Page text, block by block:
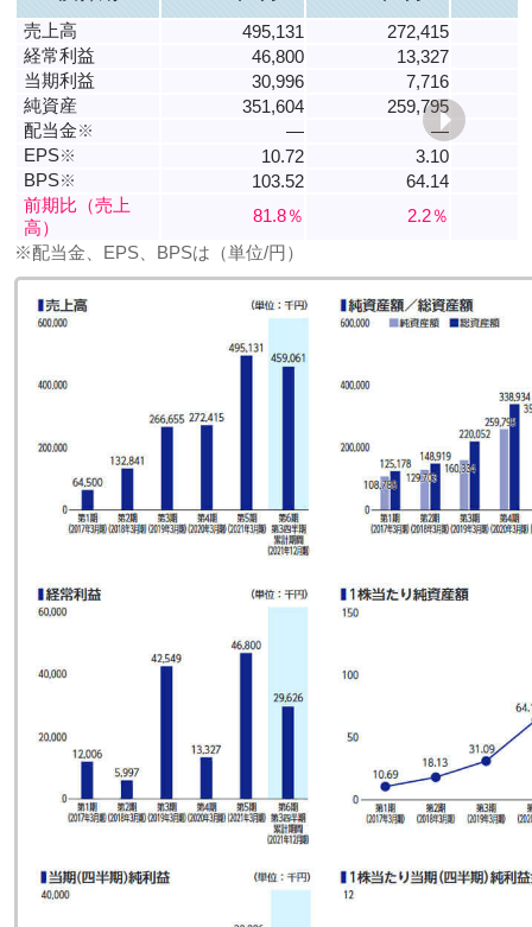
売上高 495,131
272,415
経常利益
46,800
13,327
当期利益
30,996
7,716
純資産
351,604
259,795
配当金※ ―
―
EPS※ 10.72
3.10
BPS※ 103.52
64.14
前期比（売上
高）
81.8％
2.2％
※配当金、EPS、BPSは（単位/円）